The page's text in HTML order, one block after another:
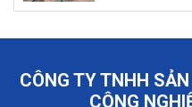
CÔNG TY TNHH
CÔNG